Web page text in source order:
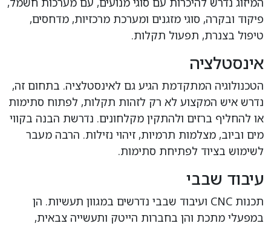
פיקוד ובקרה, סוגי מזגנים ומערכת מרכזיות, מדחסים,
טיפול בצנרת, תפעול תקלות.
אינסטלציה
הטכנולוגיה המתקדמת הגיע גם לאינסטלציה. בתחום זה,
נדרש איש המקצוע לא רק לזהות תקלות, לפתוח סתימות
או להחליף ברזים ולהתקין מקלחונים. נדרשת הבנה בקווי
מים וביוב, מצלמות תרמיות, זיהוי נזילות. הרבה מעבר
לשימוש בציוד לפתיחת סתימות.
עיבוד שבבי
תכנות CNC ועיבוד שבבי נדרשים במגוון תעשיות. הן
במפעלי מתכת והן בחברות הייטק ותעשייה צבאית,